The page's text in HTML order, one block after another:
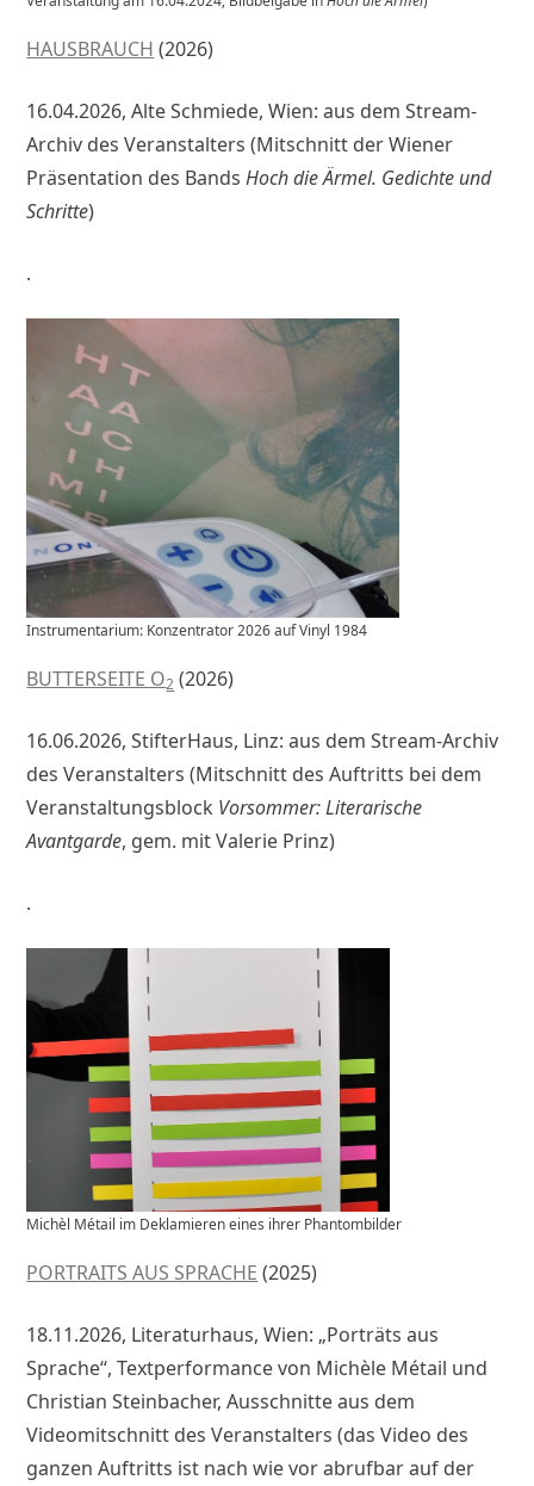
HAUSBRAUCH (2026)
16.04.2026, Alte Schmiede, Wien: aus dem Stream-
Archiv des Veranstalters (Mitschnitt der Wiener
Präsentation des BandsHoch die Ärmel. Gedichte und
Schritte)
.
Instrumentarium: Konzentrator 2026 auf Vinyl 1984
BUTTERSEITE O2 (2026)
16.06.2026, StifterHaus, Linz: aus dem Stream-Archiv
des Veranstalters (Mitschnitt des Auftritts bei dem
Veranstaltungsblock Vorsommer: Literarische
Avantgarde, gem. mit Valerie Prinz)
.
Michèl Métail im Deklamieren eines ihrer Phantombilder
PORTRAITS AUS SPRACHE (2025)
18.11.2026, Literaturhaus, Wien: „Porträts aus
Sprache“, Textperformance von Michèle Métail und
Christian Steinbacher, Ausschnitte aus dem
Videomitschnitt des Veranstalters (das Video des
ganzen Auftritts ist nach wie vor abrufbar auf der